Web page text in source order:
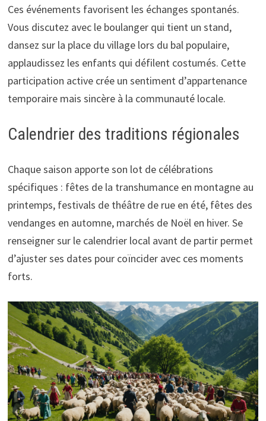
Ces événements favorisent les échanges spontanés.
Vous discutez avec le boulanger qui tient un stand,
dansez sur la place du village lors du bal populaire,
applaudissez les enfants qui défilent costumés. Cette
participation active crée un sentiment d’appartenance
temporaire mais sincère à la communauté locale.
Calendrier des traditions régionales
Chaque saison apporte son lot de célébrations
spécifiques : fêtes de la transhumance en montagne au
printemps, festivals de théâtre de rue en été, fêtes des
vendanges en automne, marchés de Noël en hiver. Se
renseigner sur le calendrier local avant de partir permet
d’ajuster ses dates pour coïncider avec ces moments
forts.